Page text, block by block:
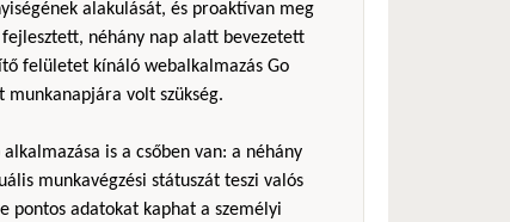
alakulását, és proaktívan meg
néhány nap alatt bevezetett
felületet kínáló webalkalmazás Go
munkanapjára volt szükség.
is a csőben van: a néhány
munkavégzési státuszát teszi valós
pontos adatokat kaphat a személyi